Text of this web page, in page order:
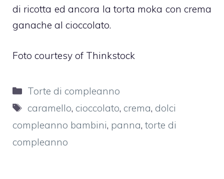
di ricotta ed ancora la torta moka con crema
ganache al cioccolato.
Foto courtesy of Thinkstock
Categorie
Torte di compleanno
Tag
caramello, cioccolato, crema, dolci
compleanno bambini, panna, torte di
compleanno